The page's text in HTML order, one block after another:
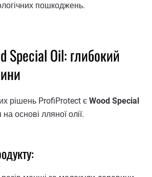
пошкоджень.
Special Oil: глибокий
рішень ProfiProtect є Wood Special
основі лляної олії.